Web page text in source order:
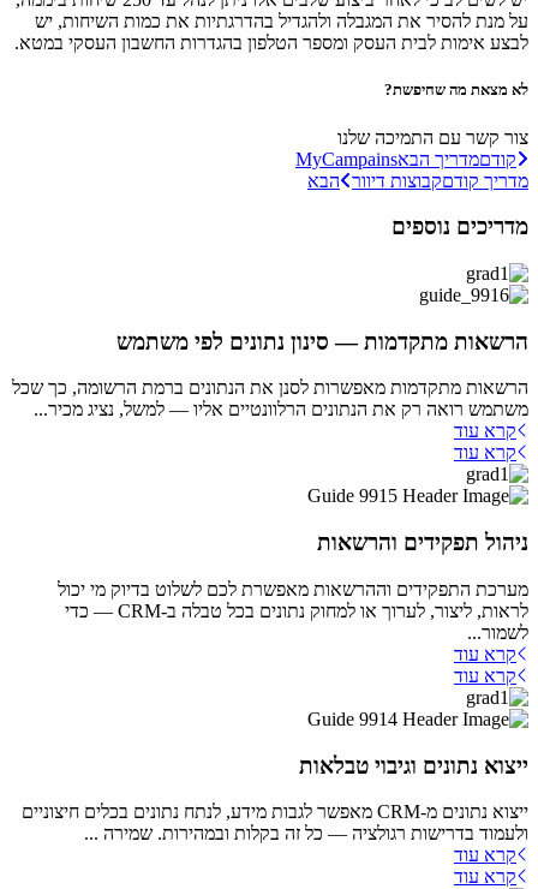
על מנת להסיר את המגבלה ולהגדיל בהדרגתיות את כמות השיחות, יש
לבצע אימות לבית העסק ומספר הטלפון בהגדרות החשבון העסקי במטא.
לא מצאת מה שחיפשת?
צור קשר עם התמיכה שלנו
קודםמדריך הבאMyCampains
מדריך קודםקבוצות דיוור הבא
מדריכים נוספים
הרשאות מתקדמות — סינון נתונים לפי משתמש
הרשאות מתקדמות מאפשרות לסנן את הנתונים ברמת הרשומה, כך שכל
משתמש רואה רק את הנתונים הרלוונטיים אליו — למשל, נציג מכיר...
קרא עוד
קרא עוד
ניהול תפקידים והרשאות
מערכת התפקידים וההרשאות מאפשרת לכם לשלוט בדיוק מי יכול
לראות, ליצור, לערוך או למחוק נתונים בכל טבלה ב-CRM — כדי
לשמור...
קרא עוד
קרא עוד
ייצוא נתונים וגיבוי טבלאות
ייצוא נתונים מ-CRM מאפשר לגבות מידע, לנתח נתונים בכלים חיצוניים
ולעמוד בדרישות רגולציה — כל זה בקלות ובמהירות. שמירה ...
קרא עוד
קרא עוד